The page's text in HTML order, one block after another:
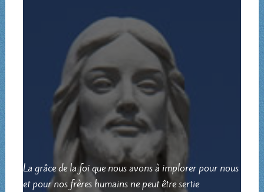
La grâce de la foi que nous avons à implorer pour nous
et pour nos frères humains ne peut être sertie